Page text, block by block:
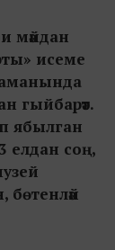
мәйдан
исеме
гыйбарәт.
ябылган
елдан соң,
бөтенләй